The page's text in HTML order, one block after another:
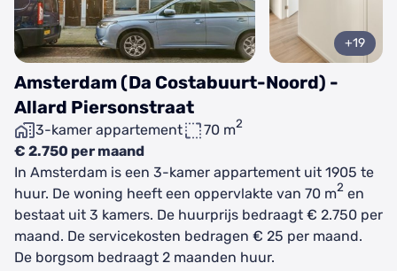
Amsterdam (Da Costabuurt-Noord) -
Allard Piersonstraat
3-kamer appartement 70 m2
€ 2.750 per maand
+19
In Amsterdam is een 3-kamer appartement uit 1905 te
huur. De woning heeft een oppervlakte van 70 m2 en
bestaat uit 3 kamers. De huurprijs bedraagt € 2.750 per
maand. De servicekosten bedragen € 25 per maand.
De borgsom bedraagt 2 maanden huur.